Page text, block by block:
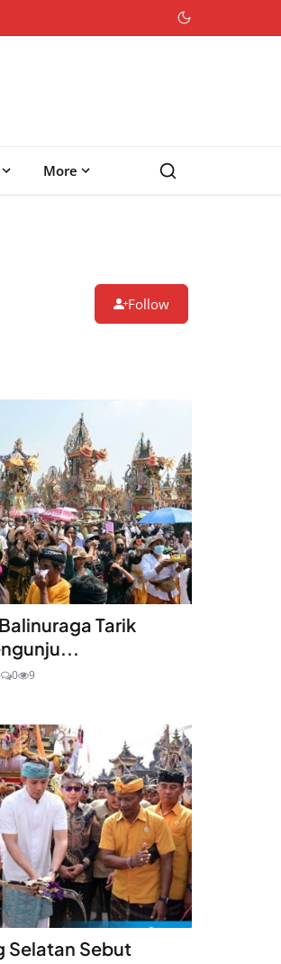
More
Follow
Tarik
0 9
Selatan Sebut